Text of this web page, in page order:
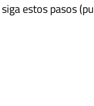
siga estos pasos